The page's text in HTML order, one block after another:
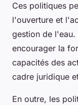
Ces politiques
l'ouverture et
gestion de l'eau.
encourager la
capacités des
cadre juridique
En outre, les